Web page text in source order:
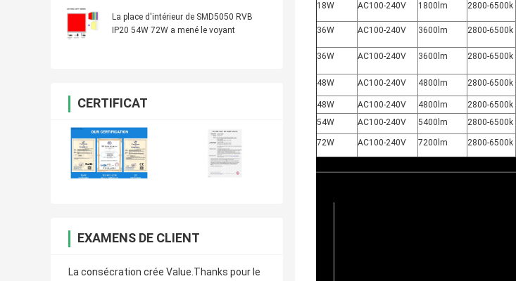
La place d'intérieur de SMD5050 RVB
IP20 54W 72W a mené le voyant
CERTIFICAT
EXAMENS DE CLIENT
La consécration crée Value.Thanks pour le
18W
AC100-240V 1800lm 2800-6500k
36W AC100-240V 3600lm 2800-6500k
36W AC100-240V 3600lm 2800-6500k
48W AC100-240V 4800lm 2800-6500k
48W AC100-240V 4800lm 2800-6500k
54W
AC100-240V 5400lm 2800-6500k
72W AC100-240V 7200lm 2800-6500k